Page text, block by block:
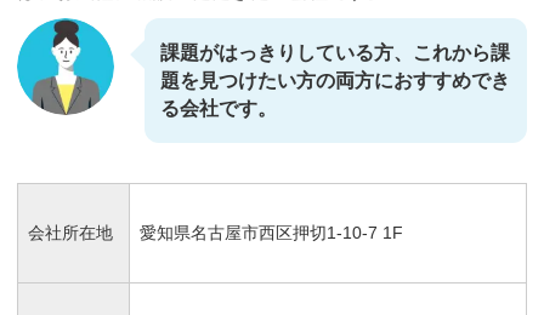
課題がはっきりしている方、これから課
題を見つけたい方の両方におすすめでき
る会社です。
会社所在地 愛知県名古屋市西区押切1-10-7 1F